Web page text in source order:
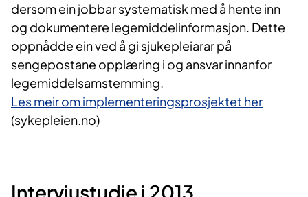
dersom ein jobbar systematisk med å hente inn
og dokumentere legemiddelinformasjon. Dette
oppnådde ein ved å gi sjukepleiarar på
sengepostane opplæring i og ansvar innanfor
legemiddelsamstemming.
Les meir om implementeringsprosjektet her
(sykepleien.no)
Intervjustudie i 2013